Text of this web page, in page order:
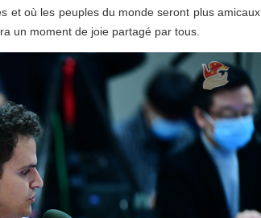
et où les peuples du monde seront plus amicaux.
un moment de joie partagé par tous.